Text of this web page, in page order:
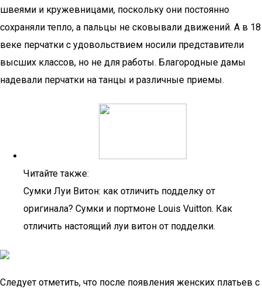
швеями и кружевницами, поскольку они постоянно
сохраняли тепло, а пальцы не сковывали движений. А в 18
веке перчатки с удовольствием носили представители
высших классов, но не для работы. Благородные дамы
надевали перчатки на танцы и различные приемы.
Читайте также:
Сумки Луи Витон: как отличить подделку от
оригинала? Сумки и портмоне Louis Vuitton. Как
отличить настоящий луи витон от подделки.
Следует отметить, что после появления женских платьев с